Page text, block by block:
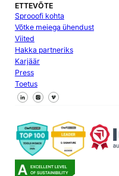
ETTEVÕTE
Sprooofi kohta
Võtke meiega ühendust
Viited
Hakka partneriks
Karjäär
Press
Toetus
Jälgi meid Facebookis
Jälgi meid X
Jälgi meid